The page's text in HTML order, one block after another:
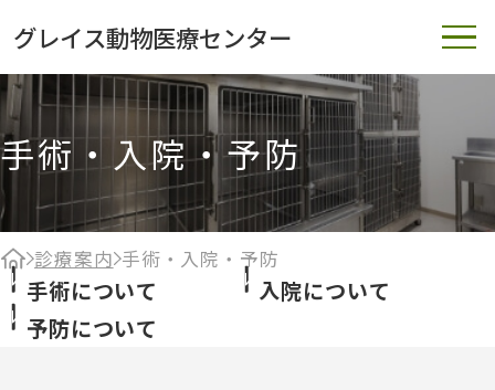
グレイス動物医療センター
手術・入院・予防
診療案内 手術・入院・予防
手術について
入院について
予防について